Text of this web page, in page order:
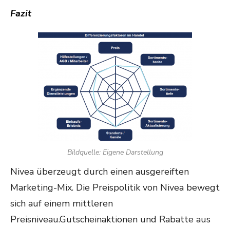
Fazit
Bildquelle: Eigene Darstellung
Nivea überzeugt durch einen ausgereiften
Marketing-Mix. Die Preispolitik von Nivea bewegt
sich auf einem mittleren
Preisniveau.Gutscheinaktionen und Rabatte aus